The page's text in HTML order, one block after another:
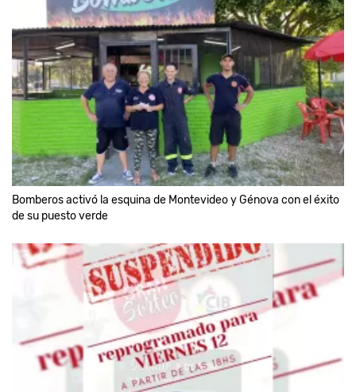
Bomberos activó la esquina de Montevideo y Génova con el éxito
de su puesto verde